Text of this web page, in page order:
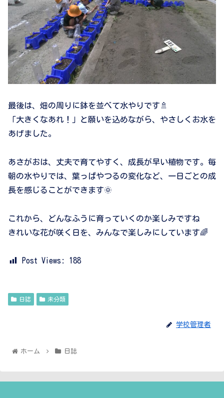
最後は、畑の周りに鉢を並べて水やりです🚿
「大きくなあれ！」と願いを込めながら、やさしくお水を
あげました。
あさがおは、丈夫で育てやすく、成長が早い植物です。毎
朝の水やりでは、葉っぱやつるの変化など、一日ごとの成
長を感じることができます🌞
これから、どんなふうに育っていくのか楽しみですね
きれいな花が咲く日を、みんなで楽しみにしています🌈
Post Views: 188
日誌 未分類
学校管理者
ホーム 日誌